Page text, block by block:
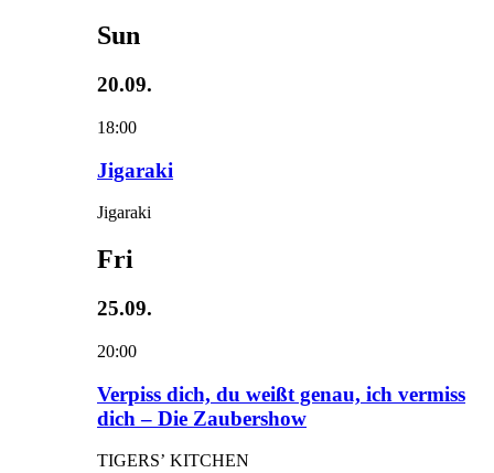
Sun
20.09.
18:00
Jigaraki
Jigaraki
Fri
25.09.
20:00
Verpiss dich, du weißt genau, ich vermiss
dich – Die Zaubershow
TIGERS’ KITCHEN